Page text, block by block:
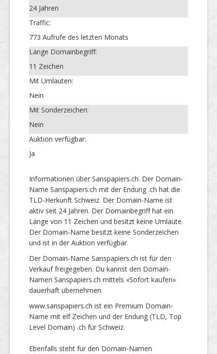
24 Jahren
Traffic:
773 Aufrufe des letzten Monats
Länge Domainbegriff:
11 Zeichen
Mit Umlauten:
Nein
Mit Sonderzeichen:
Nein
Auktion verfügbar:
Ja
Informationen über Sanspapiers.ch. Der Domain-
Name Sanspapiers.ch mit der Endung .ch hat die
TLD-Herkunft Schweiz. Der Domain-Name ist
aktiv seit 24 Jahren. Der Domainbegriff hat ein
Länge von 11 Zeichen und besitzt keine Umlaute.
Der Domain-Name besitzt keine Sonderzeichen
und ist in der Auktion verfügbar.
Der Domain-Name Sanspapiers.ch ist für den
Verkauf freigegeben. Du kannst den Domain-
Namen Sanspapiers.ch mittels «Sofort kaufen»
dauerhaft übernehmen.
www.sanspapiers.ch ist ein Premium Domain-
Name mit elf Zeichen und der Endung (TLD, Top
Level Domain) .ch für Schweiz.
Ebenfalls steht für den Domain-Namen